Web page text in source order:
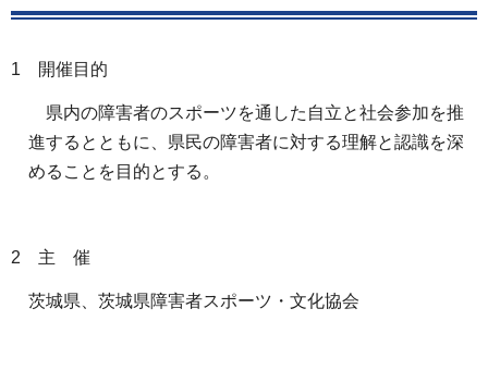
1 開催目的
県内の障害者のスポーツを通した自立と社会参加を推
進するとともに、県民の障害者に対する理解と認識を深
めることを目的とする。
2 主 催
茨城県、茨城県障害者スポーツ・文化協会